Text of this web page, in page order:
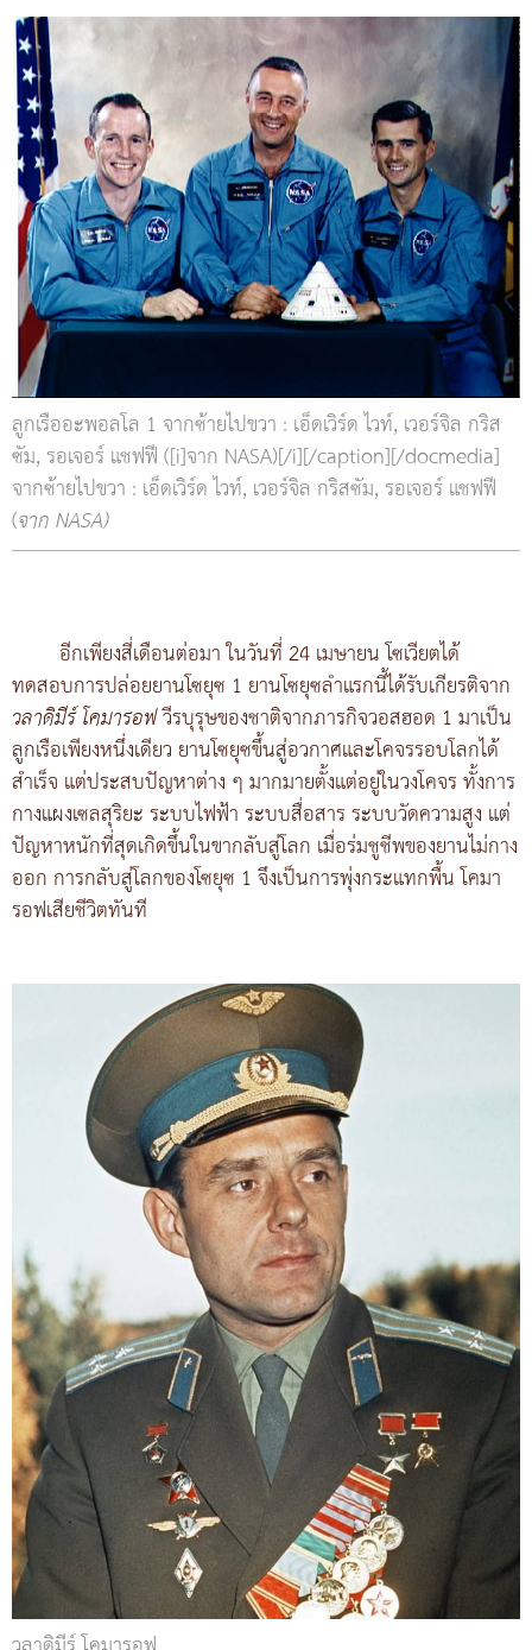
ลูกเรืออะพอลโล 1 จากซ้ายไปขวา : เอ็ดเวิร์ด ไวท์, เวอร์จิล กริส
ซัม, รอเจอร์ แชฟฟี ([i]จาก NASA)[/i][/caption][/docmedia]
จากซ้ายไปขวา : เอ็ดเวิร์ด ไวท์, เวอร์จิล กริสซัม, รอเจอร์ แชฟฟี
(จาก NASA)
อีกเพียงสี่เดือนต่อมา ในวันที่ 24 เมษายน โซเวียตได้
ทดสอบการปล่อยยานโซยุซ 1 ยานโซยุซลำแรกนี้ได้รับเกียรติจาก
วลาดิมีร์ โคมารอฟวีรบุรุษของชาติจากภารกิจวอสฮอด 1 มาเป็น
ลูกเรือเพียงหนึ่งเดียว ยานโซยุซขึ้นสู่อวกาศและโคจรรอบโลกได้
สำเร็จ แต่ประสบปัญหาต่าง ๆ มากมายตั้งแต่อยู่ในวงโคจร ทั้งการ
กางแผงเซลสุริยะ ระบบไฟฟ้า ระบบสื่อสาร ระบบวัดความสูง แต่
ปัญหาหนักที่สุดเกิดขึ้นในขากลับสู่โลก เมื่อร่มชูชีพของยานไม่กาง
ออก การกลับสู่โลกของโซยุซ 1 จึงเป็นการพุ่งกระแทกพื้น โคมา
รอฟเสียชีวิตทันที